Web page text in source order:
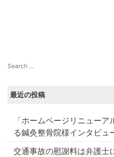
最近の投稿
「ホームページリニュー
る鍼灸整骨院様インタビュ
交通事故の慰謝料は弁護士